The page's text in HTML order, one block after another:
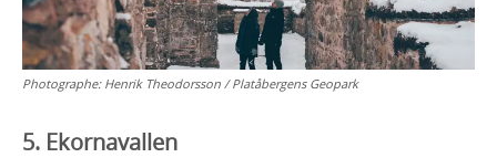
Photographe: Henrik Theodorsson / Platåbergens Geopark
5. Ekornavallen